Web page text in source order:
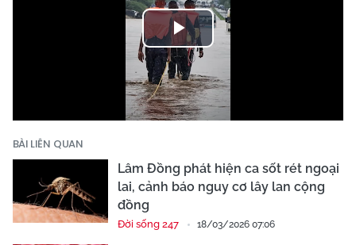
Play
Video
BÀI LIÊN QUAN
Lâm Đồng phát hiện ca sốt rét ngoại
lai, cảnh báo nguy cơ lây lan cộng
đồng
Đời sống 247 18/03/2026 07:06